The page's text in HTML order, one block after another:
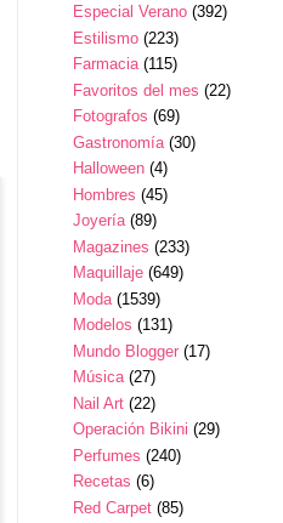
Especial Verano (392)
Estilismo (223)
Farmacia (115)
Favoritos del mes (22)
Fotografos (69)
Gastronomía (30)
Halloween (4)
Hombres (45)
Joyería (89)
Magazines (233)
Maquillaje (649)
Moda (1539)
Modelos (131)
Mundo Blogger (17)
Música (27)
Nail Art (22)
Operación Bikini (29)
Perfumes (240)
Recetas (6)
Red Carpet (85)